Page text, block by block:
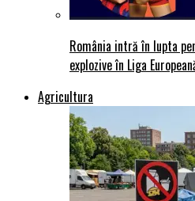
România intră în lupta
explozive în Liga
Agricultura